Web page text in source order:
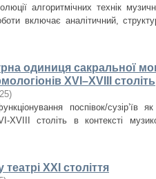
алгоритмічних технік
включає аналітичний,
одиниця сакральної
XVI–XVIII століть
)
поспівок/сузір’їв
XVIII cтоліть в контексті
ХХІ століття